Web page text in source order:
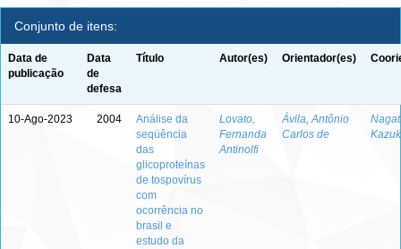
Conjunto de itens:
Data de
publicação
Data
de
defesa
Título Autor(es) Orientador(es)
10-Ago-2023 2004
Análise da
seqüência
das
glicoproteínas
de tospovírus
com
ocorrência no
brasil e
estudo da
Lovato,
Fernanda
Antinolfi
Ávila, Antônio
Carlos de